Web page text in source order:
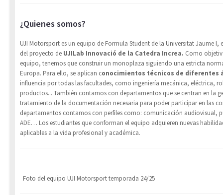
¿Quienes somos?
UJI Motorsport es un equipo de Formula Student de la Universitat Jaume
del proyecto de UJILab Innovació de la Catedra Increa. Como
equipo, tenemos que construir un monoplaza siguiendo una estricta
Europa. Para ello, se aplican conocimientos técnicos de diferentes
influencia por todas las facultades, como ingeniería mecánica, eléctrica,
productos... También contamos con departamentos que se centran en la
tratamiento de la documentación necesaria para poder participar en las
departamentos contamos con perfiles como: comunicación audiovisual,
ADE… Los estudiantes que conforman el equipo adquieren nuevas
aplicables a la vida profesional y académica.
Foto del equipo UJI Motorsport temporada 24/25